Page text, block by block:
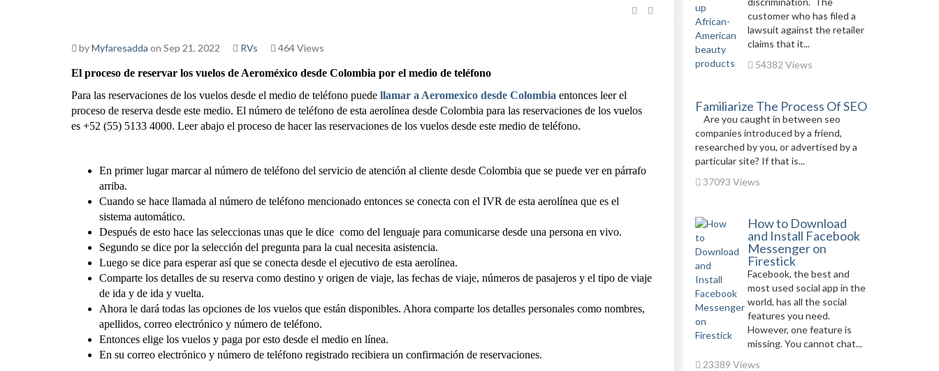
byMyfaresadda on Sep 21, 2022 RVs 464 Views
El proceso de reservar los vuelos de Aeroméxico desde Colombia por el medio de teléfono
Para las reservaciones de los vuelos desde el medio de teléfono puede llamar a Aeromexico desde Colombia entonces leer el
proceso de reserva desde este medio. El número de teléfono de esta aerolínea desde Colombia para las reservaciones de los vuelos
es +52 (55) 5133 4000. Leer abajo el proceso de hacer las reservaciones de los vuelos desde este medio de teléfono.
En primer lugar marcar al número de teléfono del servicio de atención al cliente desde Colombia que se puede ver en párrafo
arriba.
Cuando se hace llamada al número de teléfono mencionado entonces se conecta con el IVR de esta aerolínea que es el
sistema automático.
Después de esto hace las seleccionas unas que le dice como del lenguaje para comunicarse desde una persona en vivo.
Segundo se dice por la selección del pregunta para la cual necesita asistencia.
Luego se dice para esperar así que se conecta desde el ejecutivo de esta aerolínea.
Comparte los detalles de su reserva como destino y origen de viaje, las fechas de viaje, números de pasajeros y el tipo de viaje
de ida y de ida y vuelta.
Ahora le dará todas las opciones de los vuelos que están disponibles. Ahora comparte los detalles personales como nombres,
apellidos, correo electrónico y número de teléfono.
Entonces elige los vuelos y paga por esto desde el medio en línea.
En su correo electrónico y número de teléfono registrado recibiera un confirmación de reservaciones.
customer who has filed a
lawsuit against the retailer
claims that it...
54382 Views
Familiarize The Process Of SEO
Are you caught in between seo
companies introduced by a friend,
researched by you, or advertised by a
particular site? If that is...
37093 Views
How to Download
and Install Facebook
Messenger on
Firestick
Facebook, the best and
most used social app in the
world, has all the social
features you need.
However, one feature is
missing. You cannot chat...
23389 Views